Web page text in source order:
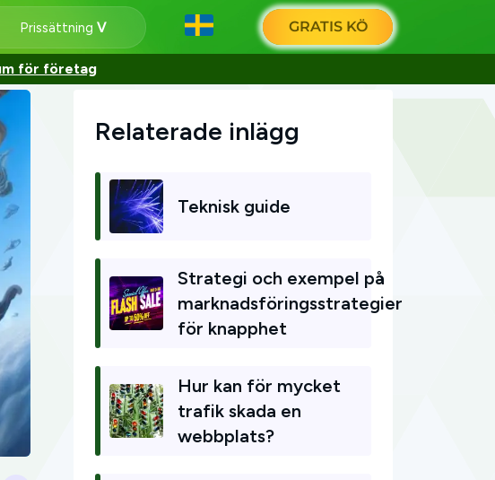
Prissättning GRATIS KÖ
för företag
Relaterade inlägg
Teknisk guide
Strategi och exempel på
marknadsföringsstrategier
för knapphet
Hur kan för mycket
trafik skada en
webbplats?